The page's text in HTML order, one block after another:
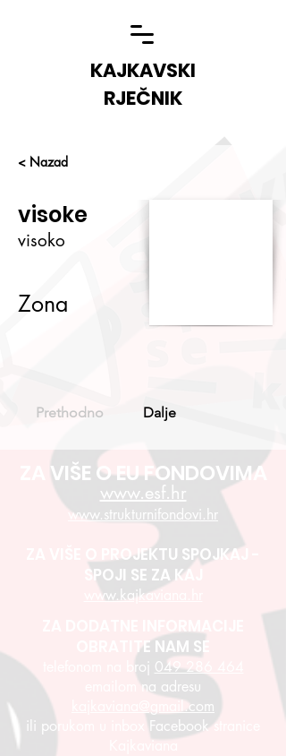
KAJKAVSKI
RJEČNIK
< Nazad
visoke
visoko
Zona
Prethodno Dalje
ZA VIŠE O EU FONDOVIMA
www.esf.hr
www.strukturnifondovi.hr
ZA VIŠE O PROJEKTU SPOJKAJ -
SPOJI SE ZA KAJ
www.kajkaviana.hr
ZA DODATNE INFORMACIJE
OBRATITE NAM SE
telefonom na broj 049 286 464
emailom na adresu
kajkaviana@gmail.com
ili porukom u inbox Facebook stranice
Kajkaviana